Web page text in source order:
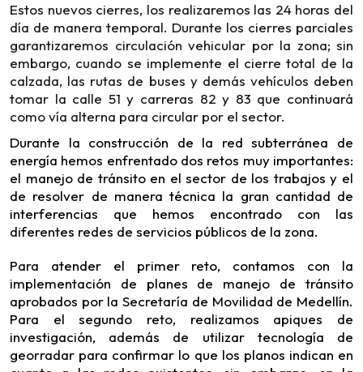
Estos nuevos cierres, los realizaremos las 24 horas del
día de manera temporal. Durante los cierres parciales
garantizaremos circulación vehicular por la zona; sin
embargo, cuando se implemente el cierre total de la
calzada, las rutas de buses y demás vehículos deben
tomar la calle 51 y carreras 82 y 83 que continuará
como vía alterna para circular por el sector.
Durante la construcción de la red subterránea de
energía hemos enfrentado dos retos muy importantes:
el manejo de tránsito en el sector de los trabajos y el
de resolver de manera técnica la gran cantidad de
interferencias que hemos encontrado con las
diferentes redes de servicios públicos de la zona.
Para atender el primer reto, contamos con la
implementación de planes de manejo de tránsito
aprobados por la Secretaría de Movilidad de Medellín.
Para el segundo reto, realizamos apiques de
investigación, además de utilizar tecnología de
georradar para confirmar lo que los planos indican en